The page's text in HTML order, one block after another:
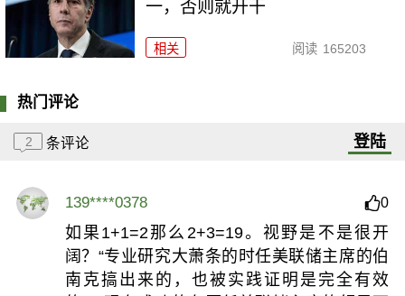
一，否则就开干
相关 阅读 165203
热门评论
2 条评论 登陆
139****0378 0
如果1+1=2那么2+3=19。视野是不是很开
阔？“专业研究大萧条的时任美联储主席的伯
南克搞出来的，也被实践证明是完全有效